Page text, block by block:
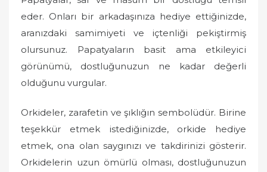
eder. Onları bir arkadaşınıza hediye ettiğinizde,
aranızdaki samimiyeti ve içtenliği pekiştirmiş
olursunuz. Papatyaların basit ama etkileyici
görünümü, dostluğunuzun ne kadar değerli
olduğunu vurgular.
Orkideler, zarafetin ve şıklığın sembolüdür. Birine
teşekkür etmek istediğinizde, orkide hediye
etmek, ona olan saygınızı ve takdirinizi gösterir.
Orkidelerin uzun ömürlü olması, dostluğunuzun